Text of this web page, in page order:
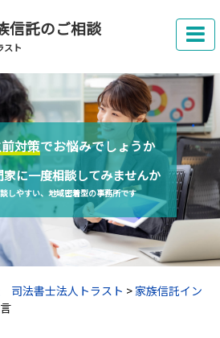
信託のご相談
スト
対策でお悩みでしょうか
に一度相談してみませんか
しやすい、地域密着型の事務所です
司法書士法人トラスト >家族信託イン